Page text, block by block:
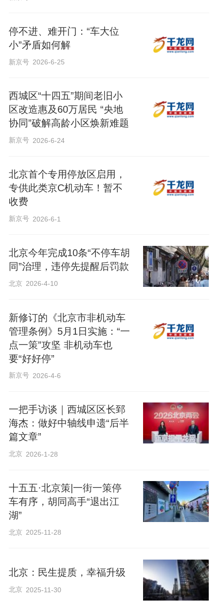
停不进、难开门：“车大位
小”矛盾如何解
新京号 2026-6-25
西城区“十四五”期间老旧小
区改造惠及60万居民 “央地
协同”破解高龄小区焕新难题
新京号 2026-6-24
北京首个专用停放区启用，
专供此类京C机动车！暂不
收费
新京号 2026-6-1
北京今年完成10条“不停车胡
同”治理，违停先提醒后罚款
北京 2026-4-10
新修订的《北京市非机动车
管理条例》5月1日实施：“一
点一策”攻坚 非机动车也
要“好好停”
新京号 2026-4-6
一把手访谈｜西城区区长郅
海杰：做好中轴线申遗“后半
篇文章”
北京 2026-1-28
十五五·北京策|一街一策停
车有序，胡同高手“退出江
湖”
北京 2025-11-28
北京：民生提质，幸福升级
北京 2025-11-30